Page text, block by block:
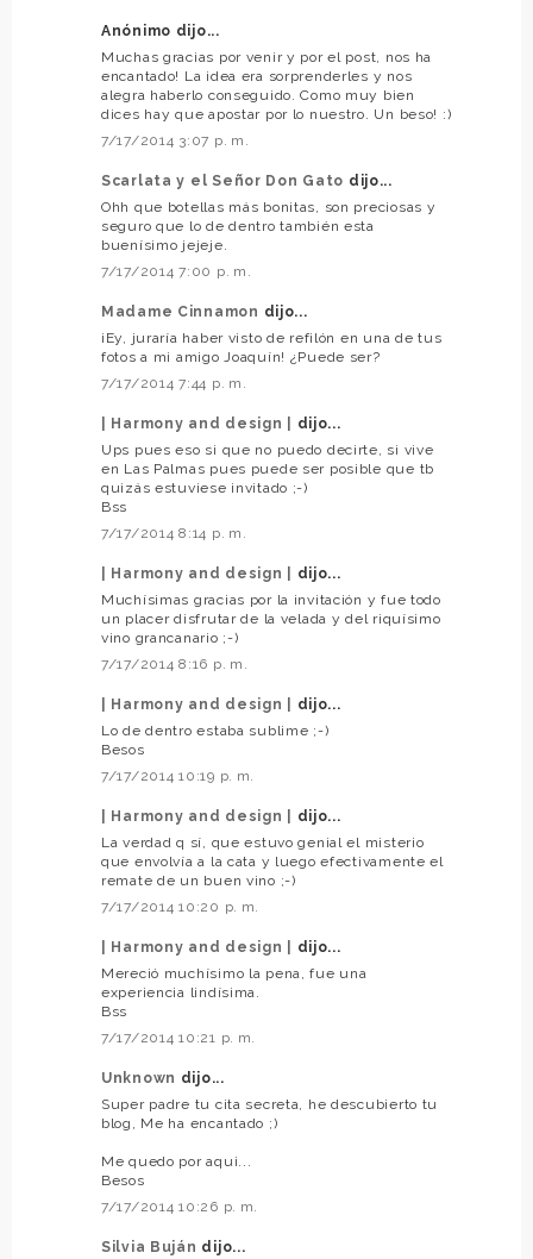
Anónimo dijo...
Muchas gracias por venir y por el post, nos ha
encantado! La idea era sorprenderles y nos
alegra haberlo conseguido. Como muy bien
dices hay que apostar por lo nuestro. Un beso! :)
7/17/2014 3:07 p. m.
Scarlata y el Señor Don Gato dijo...
Ohh que botellas más bonitas, son preciosas y
seguro que lo de dentro también esta
buenísimo jejeje.
7/17/2014 7:00 p. m.
Madame Cinnamon dijo...
¡Ey, juraría haber visto de refilón en una de tus
fotos a mi amigo Joaquín! ¿Puede ser?
7/17/2014 7:44 p. m.
| Harmony and design |
dijo...
Ups pues eso si que no puedo decirte, si vive
en Las Palmas pues puede ser posible que tb
quizás estuviese invitado ;-)
Bss
7/17/2014 8:14 p. m.
| Harmony and design |
dijo...
Muchísimas gracias por la invitación y fue todo
un placer disfrutar de la velada y del riquísimo
vino grancanario ;-)
7/17/2014 8:16 p. m.
| Harmony and design |
dijo...
Lo de dentro estaba sublime ;-)
Besos
7/17/2014 10:19 p. m.
| Harmony and design |
dijo...
La verdad q sí, que estuvo genial el misterio
que envolvía a la cata y luego efectivamente el
remate de un buen vino ;-)
7/17/2014 10:20 p. m.
| Harmony and design |
dijo...
Mereció muchísimo la pena, fue una
experiencia lindísima.
Bss
7/17/2014 10:21 p. m.
Unknown dijo...
Super padre tu cita secreta, he descubierto tu
blog, Me ha encantado ;)
Me quedo por aqui...
Besos
7/17/2014 10:26 p. m.
Silvia Buján dijo...